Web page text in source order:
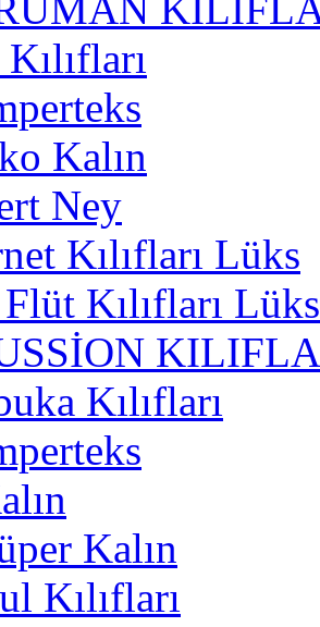
Kalın
Ney
Kılıfları Lüks
Kılıfları Lüks
Kılıfları
Kalın
Kılıfları